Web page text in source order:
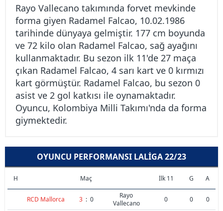
Rayo Vallecano takımında forvet mevkinde
forma giyen Radamel Falcao, 10.02.1986
tarihinde dünyaya gelmiştir. 177 cm boyunda
ve 72 kilo olan Radamel Falcao, sağ ayağını
kullanmaktadır. Bu sezon ilk 11'de 27 maça
çıkan Radamel Falcao, 4 sarı kart ve 0 kırmızı
kart görmüştür. Radamel Falcao, bu sezon 0
asist ve 2 gol katkısı ile oynamaktadır.
Oyuncu, Kolombiya Milli Takımı'nda da forma
giymektedir.
OYUNCU PERFORMANSI LALIGA 22/23
H Maç İlk 11 G A
RCD Mallorca 3 : 0
Rayo
Vallecano
0 0
0